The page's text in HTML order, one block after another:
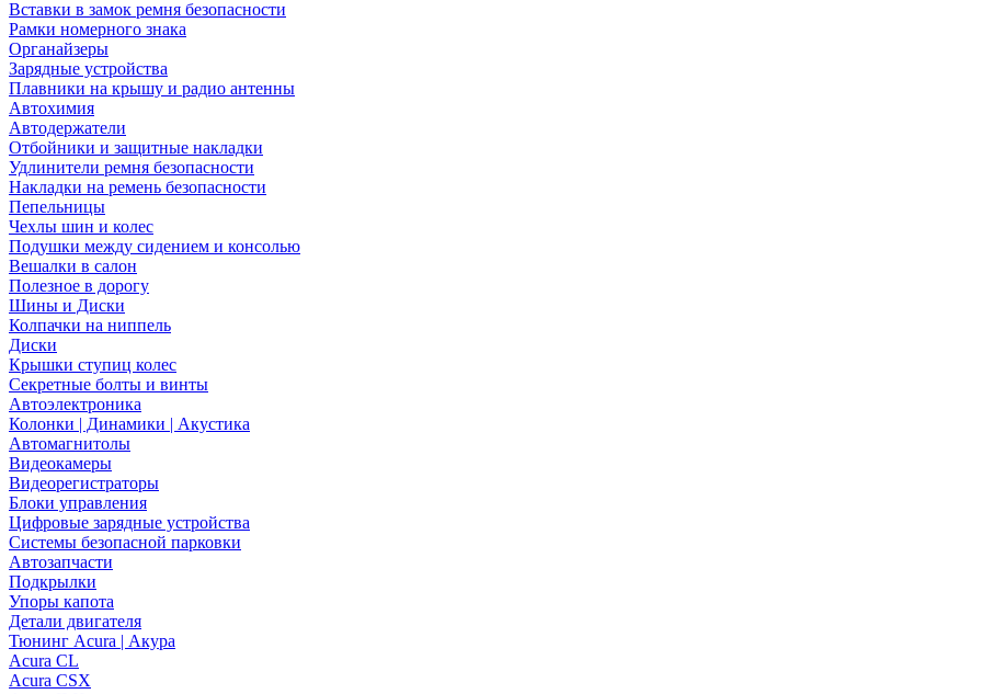
Вставки в замок ремня безопасности
Рамки номерного знака
Органайзеры
Зарядные устройства
Плавники на крышу и радио антенны
Автохимия
Автодержатели
Отбойники и защитные накладки
Удлинители ремня безопасности
Накладки на ремень безопасности
Пепельницы
Чехлы шин и колес
Подушки между сидением и консолью
Вешалки в салон
Полезное в дорогу
Шины и Диски
Колпачки на ниппель
Диски
Крышки ступиц колес
Секретные болты и винты
Автоэлектроника
Колонки | Динамики | Акустика
Автомагнитолы
Видеокамеры
Видеорегистраторы
Блоки управления
Цифровые зарядные устройства
Системы безопасной парковки
Автозапчасти
Подкрылки
Упоры капота
Детали двигателя
Тюнинг Acura | Акура
Acura CL
Acura CSX